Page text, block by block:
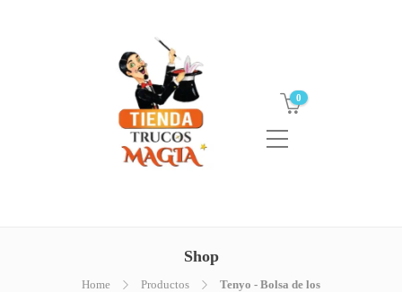
0
Shop
Home Productos
Tenyo - Bolsa de los